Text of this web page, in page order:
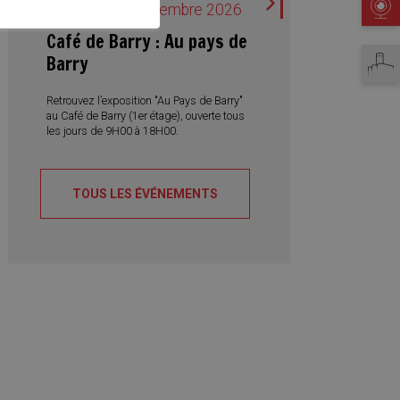
vendredi 11 septembre 2026
Café de Barry : Au pays de
Barry
Retrouvez l’exposition "Au Pays de Barry"
au Café de Barry (1er étage), ouverte tous
les jours de 9H00 à 18H00.
TOUS LES ÉVÉNEMENTS